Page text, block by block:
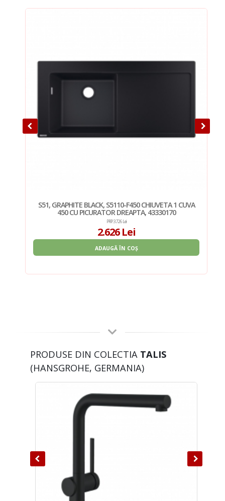
S51, GRAPHITE BLACK, S5110-F450 CHIUVETA 1 CUVA
450 CU PICURATOR DREAPTA, 43330170
PRP: 3.726 Lei
2.626 Lei
ADAUGĂ ÎN COȘ
PRODUSE DIN COLECTIA TALIS
(HANSGROHE, GERMANIA)